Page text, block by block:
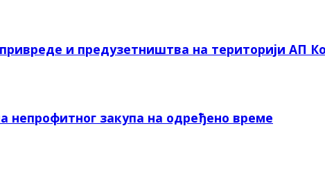
и предузетништва на територији АП
непрофитног закупа на одређено време